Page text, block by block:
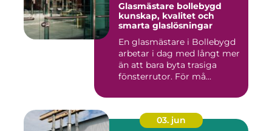
Glasmästare bollebygd
kunskap, kvalitet och
smarta glaslösningar
En glasmästare i Bollebygd
arbetar i dag med långt mer
än att bara byta trasiga
fönsterrutor. För må...
03. jun